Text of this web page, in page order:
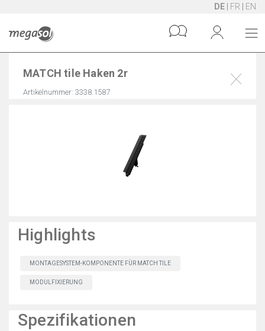
DE FR EN
MATCH tile Haken 2r
Artikelnummer: 3338.1587
Highlights
MONTAGESYSTEM-KOMPONENTE FÜR MATCH TILE
MODULFIXIERUNG
Spezifikationen